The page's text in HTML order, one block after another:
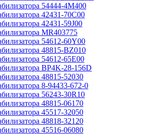
54444-4M400
42431-70С00
42431-59J00
MR403775
54612-60Y00
48815-BZ010
54612-65Е00
BP4K-28-156D
48815-52030
8-94433-672-0
56243-30R10
48815-06170
45517-32050
48818-32120
45516-06080